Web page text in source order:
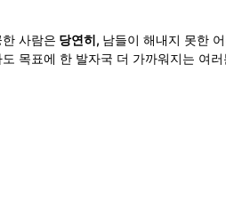
사람은 당연히, 남들이 해내지 못한
목표에 한 발자국 더 가까워지는 여